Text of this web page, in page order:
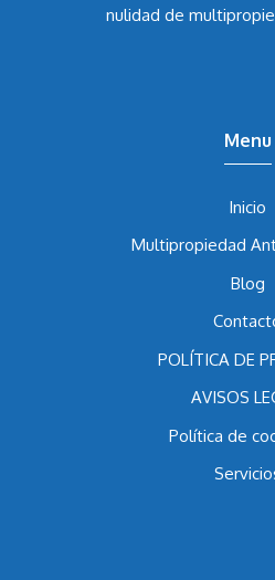
nulidad de
Menu
Inicio
Multipropiedad
Blog
POLÍTICA DE
AVISOS
Política de